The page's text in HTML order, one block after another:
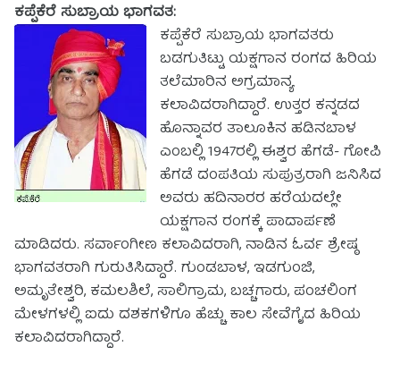
ಕಪ್ಪೆಕೆರೆ ಸುಬ್ರಾಯ ಭಾಗವತ:
ಕಪ್ಪೆಕೆರೆ ಸುಬ್ರಾಯ ಭಾಗವತರು
ಬಡಗುತಿಟ್ಟು ಯಕ್ಷಗಾನ ರಂಗದ ಹಿರಿಯ
ತಲೆಮಾರಿನ ಅಗ್ರಮಾನ್ಯ
ಕಲಾವಿದರಾಗಿದ್ದಾರೆ. ಉತ್ತರ ಕನ್ನಡದ
ಹೊನ್ನಾವರ ತಾಲೂಕಿನ ಹಡಿನಬಾಳ
ಎಂಬಲ್ಲಿ 1947ರಲ್ಲಿ ಈಶ್ವರ ಹೆಗಡೆ- ಗೋಪಿ
ಹೆಗಡೆ ದಂಪತಿಯ ಸುಪುತ್ರರಾಗಿ ಜನಿಸಿದ
ಅವರು ಹದಿನಾರರ ಹರೆಯದಲ್ಲೇ
ಯಕ್ಷಗಾನ ರಂಗಕ್ಕೆ ಪಾದಾರ್ಪಣೆ
ಮಾಡಿದರು. ಸರ್ವಾಂಗೀಣ ಕಲಾವಿದರಾಗಿ, ನಾಡಿನ ಓರ್ವ ಶ್ರೇಷ್ಠ
ಭಾಗವತರಾಗಿ ಗುರುತಿಸಿದ್ದಾರೆ. ಗುಂಡಬಾಳ, ಇಡಗುಂಜಿ,
ಅಮೃತೇಶ್ವರಿ, ಕಮಲಶಿಲೆ, ಸಾಲಿಗ್ರಾಮ, ಬಚ್ಚಗಾರು, ಪಂಚಲಿಂಗ
ಮೇಳಗಳಲ್ಲಿ ಐದು ದಶಕಗಳಿಗೂ ಹೆಚ್ಚು ಕಾಲ ಸೇವೆಗೈದ ಹಿರಿಯ
ಕಲಾವಿದರಾಗಿದ್ದಾರೆ.